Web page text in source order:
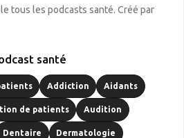
tous les podcasts santé. Créé par
santé
Addiction Aidants
de patients Audition
Dentaire Dermatologie